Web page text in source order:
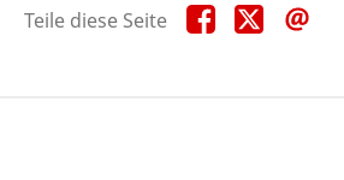
Teile diese Seite Teile
diese
Teile
diese